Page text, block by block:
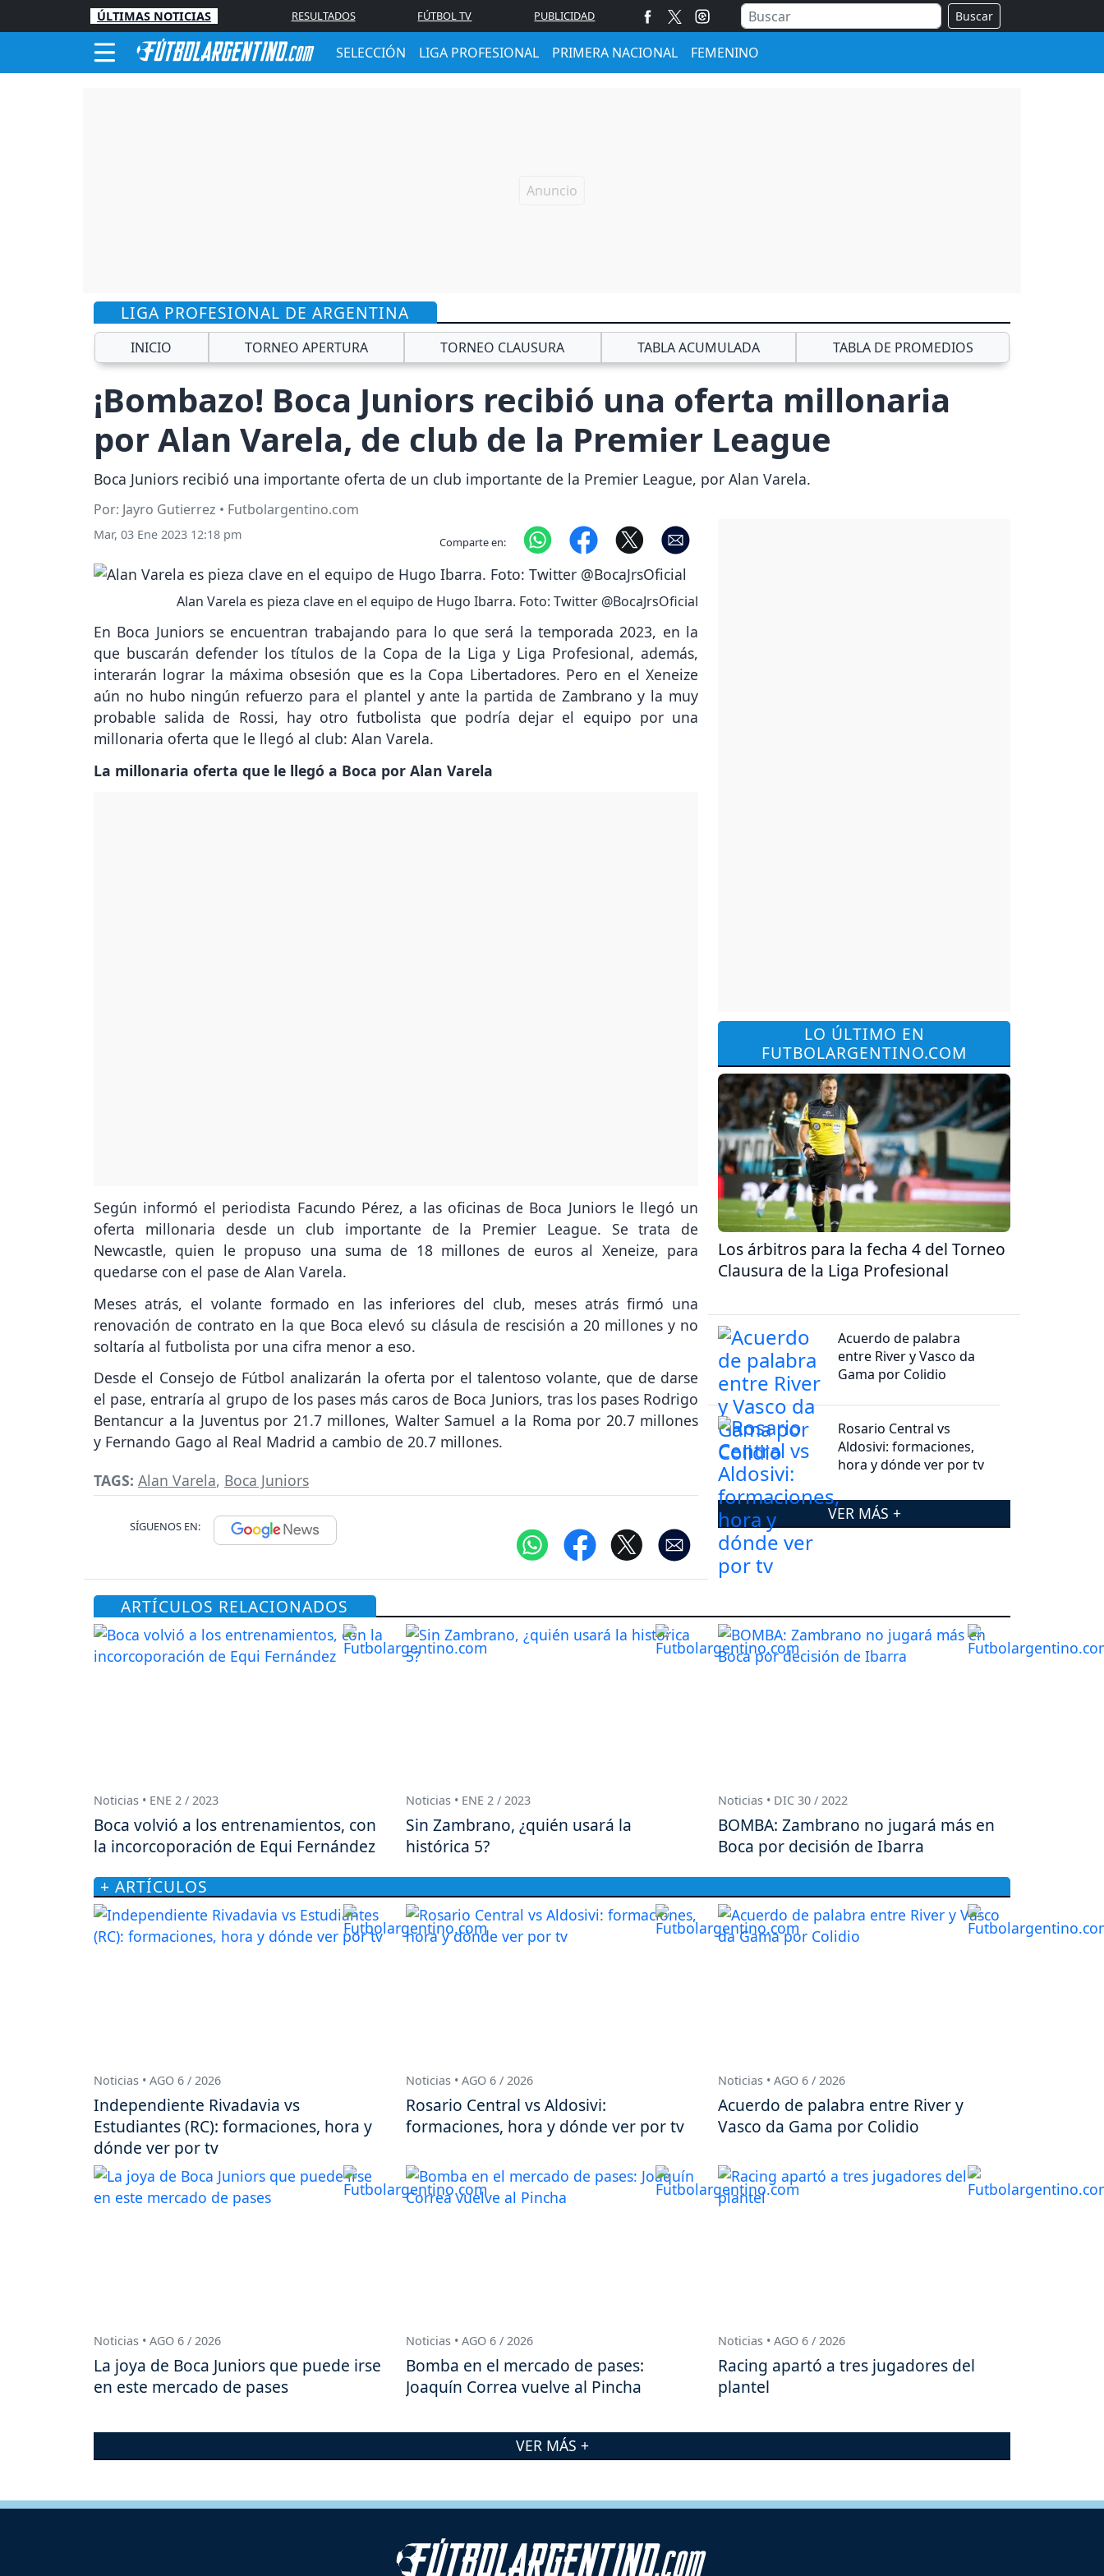
ÚLTIMAS NOTICIAS RESULTADOS FÚTBOL TV PUBLICIDAD Buscar
SELECCIÓN LIGA PROFESIONAL PRIMERA NACIONAL FEMENINO
LIGA PROFESIONAL DE ARGENTINA
INICIO TORNEO APERTURA TORNEO CLAUSURA TABLA ACUMULADA TABLA DE PROMEDIOS
¡Bombazo! Boca Juniors recibió una oferta millonaria
por Alan Varela, de club de la Premier League
Boca Juniors recibió una importante oferta de un club importante de la Premier League, por Alan Varela.
Por: Jayro Gutierrez • Futbolargentino.com
Mar, 03 Ene 2023 12:18 pm Comparte en:
Alan Varela es pieza clave en el equipo de Hugo Ibarra. Foto: Twitter @BocaJrsOficial
En Boca Juniors se encuentran trabajando para lo que será la temporada 2023, en la
que buscarán defender los títulos de la Copa de la Liga y Liga Profesional, además,
interarán lograr la máxima obsesión que es la Copa Libertadores. Pero en el Xeneize
aún no hubo ningún refuerzo para el plantel y ante la partida de Zambrano y la muy
probable salida de Rossi, hay otro futbolista que podría dejar el equipo por una
millonaria oferta que le llegó al club: Alan Varela.
La millonaria oferta que le llegó a Boca por Alan Varela
Según informó el periodista Facundo Pérez, a las oficinas de Boca Juniors le llegó un
oferta millonaria desde un club importante de la Premier League. Se trata de
Newcastle, quien le propuso una suma de 18 millones de euros al Xeneize, para
quedarse con el pase de Alan Varela.
Meses atrás, el volante formado en las inferiores del club, meses atrás firmó una
renovación de contrato en la que Boca elevó su clásula de rescisión a 20 millones y no
soltaría al futbolista por una cifra menor a eso.
Desde el Consejo de Fútbol analizarán la oferta por el talentoso volante, que de darse
el pase, entraría al grupo de los pases más caros de Boca Juniors, tras los pases Rodrigo
Bentancur a la Juventus por 21.7 millones, Walter Samuel a la Roma por 20.7 millones
y Fernando Gago al Real Madrid a cambio de 20.7 millones.
TAGS: Alan Varela, Boca Juniors
SÍGUENOS EN:
LO ÚLTIMO EN
FUTBOLARGENTINO.COM
Los árbitros para la fecha 4 del Torneo
Clausura de la Liga Profesional
Acuerdo de palabra
entre River y Vasco da
Gama por Colidio
Rosario Central vs
Aldosivi: formaciones,
hora y dónde ver por tv
VER MÁS +
ARTÍCULOS RELACIONADOS
Noticias • ENE 2 / 2023
Boca volvió a los entrenamientos, con
la incorcoporación de Equi Fernández
Noticias • ENE 2 / 2023
Sin Zambrano, ¿quién usará la
histórica 5?
Noticias • DIC 30 / 2022
BOMBA: Zambrano no jugará más en
Boca por decisión de Ibarra
+ ARTÍCULOS
Noticias • AGO 6 / 2026
Independiente Rivadavia vs
Estudiantes (RC): formaciones, hora y
dónde ver por tv
Noticias • AGO 6 / 2026
Rosario Central vs Aldosivi:
formaciones, hora y dónde ver por tv
Noticias • AGO 6 / 2026
Acuerdo de palabra entre River y
Vasco da Gama por Colidio
Noticias • AGO 6 / 2026
La joya de Boca Juniors que puede irse
en este mercado de pases
Noticias • AGO 6 / 2026
Bomba en el mercado de pases:
Joaquín Correa vuelve al Pincha
Noticias • AGO 6 / 2026
Racing apartó a tres jugadores del
plantel
VER MÁS +